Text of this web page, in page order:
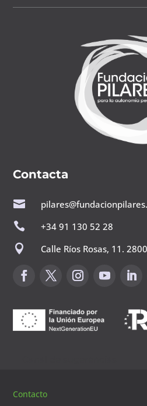
Contacta


+34 91 130 52 28

Calle Ríos Rosas, 11.
Contacto